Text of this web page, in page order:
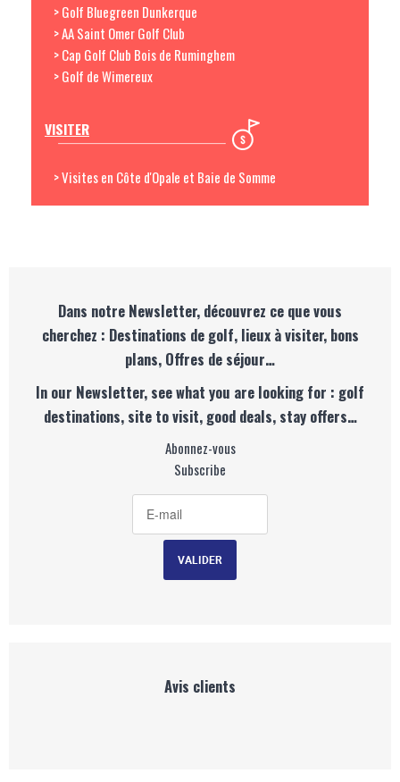
> Golf Bluegreen Dunkerque
> AA Saint Omer Golf Club
> Cap Golf Club Bois de Ruminghem
> Golf de Wimereux
VISITER
> Visites en Côte d'Opale et Baie de Somme
Dans notre Newsletter, découvrez ce que vous
cherchez : Destinations de golf, lieux à visiter, bons
plans, Offres de séjour…
In our Newsletter, see what you are looking for : golf
destinations, site to visit, good deals, stay offers…
Abonnez-vous
Subscribe
Avis clients